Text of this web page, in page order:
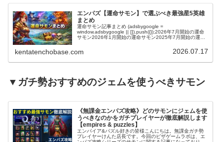
エンパズ【運命サモン】で選ぶべき最強星5英雄
まとめ
運命サモン記事まとめ (adsbygoogle =
window.adsbygoogle || []).push({});2026年7月開始の運命
サモン2026年1月開始の運命サモン2025年7月開始の運命
kentatenchobase.com 2026.07.17
▼ガチ勢おすすめのジェムを使うべきサモン
《無課金エンパズ攻略》どのサモンにジェムを使
うべきなのかをガチプレイヤーが徹底解説します
【empires & puzzles】
エンパイア&パズル好きの皆様こんにちは。無課金ガチ勢
プレイヤーけんた店長です。今回のピザゲームラボは、エ